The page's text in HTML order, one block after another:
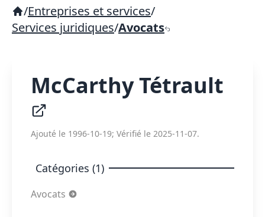
/Entreprises et services/
Services juridiques/Avocats
McCarthy Tétrault
Ajouté le 1996-10-19; Vérifié le 2025-11-07.
Catégories (1)
Avocats